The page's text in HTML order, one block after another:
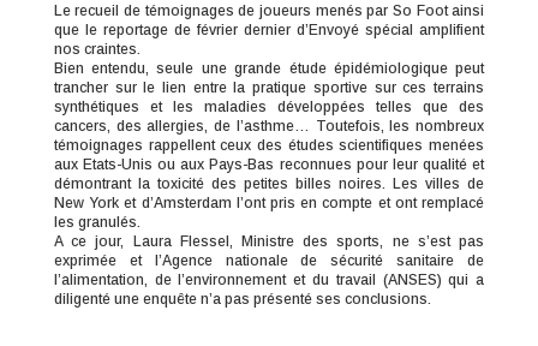
Le recueil de témoignages de joueurs menés par So Foot ainsi
que le reportage de février dernier d’Envoyé spécial amplifient
nos craintes.
Bien entendu, seule une grande étude épidémiologique peut
trancher sur le lien entre la pratique sportive sur ces terrains
synthétiques et les maladies développées telles que des
cancers, des allergies, de l’asthme… Toutefois, les nombreux
témoignages rappellent ceux des études scientifiques menées
aux Etats-Unis ou aux Pays-Bas reconnues pour leur qualité et
démontrant la toxicité des petites billes noires. Les villes de
New York et d’Amsterdam l’ont pris en compte et ont remplacé
les granulés.
A ce jour, Laura Flessel, Ministre des sports, ne s’est pas
exprimée et l’Agence nationale de sécurité sanitaire de
l’alimentation, de l’environnement et du travail (ANSES) qui a
diligenté une enquête n’a pas présenté ses conclusions.